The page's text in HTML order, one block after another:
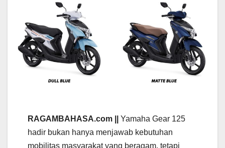
RAGAMBAHASA.com ||
Yamaha Gear 125
hadir bukan hanya menjawab kebutuhan
mobilitas masyarakat yang beragam, tetapi